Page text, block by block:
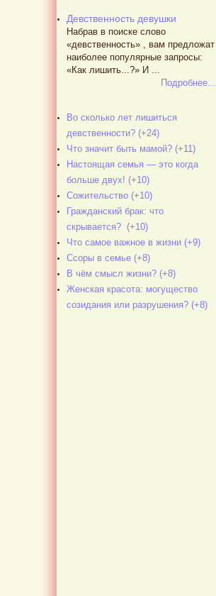
Девственность девушки
Набрав в поиске слово
«девственность» , вам предложат
наиболее популярные запросы:
«Как лишить...?» И ...
Подробнее...
Во сколько лет лишиться
девственности? (+24)
Что значит быть мамой? (+11)
Настоящая семья — это когда
больше двух! (+10)
Сожительство (+10)
Гражданский брак: что
скрывается? (+10)
Что самое важное в жизни (+9)
Ссоры в семье (+8)
В чём смысл жизни? (+8)
Женская красота: могущество
созидания или разрушения? (+8)